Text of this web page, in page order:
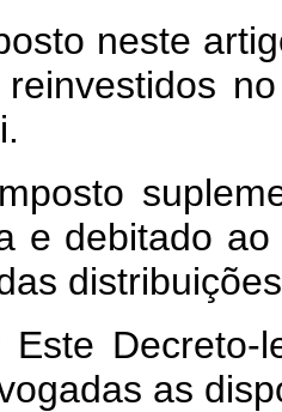
neste
e debitado
Decreto-lei
as